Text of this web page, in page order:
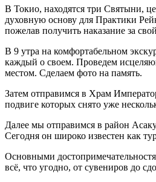
В Токио, находятся три Святыни,
духовную основу для Практики
пожелав получить наказание за
В 9 утра на комфортабельном
каждый о своем. Проведем
местом. Сделаем фото на память.
Затем отправимся в Храм
подвиге которых снято уже
Далее мы отправимся в район
Сегодня он широко известен как
Основными
всё, что угодно, от сувениров до